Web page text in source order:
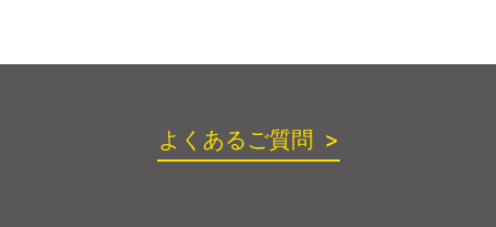
よくあるご質問 >